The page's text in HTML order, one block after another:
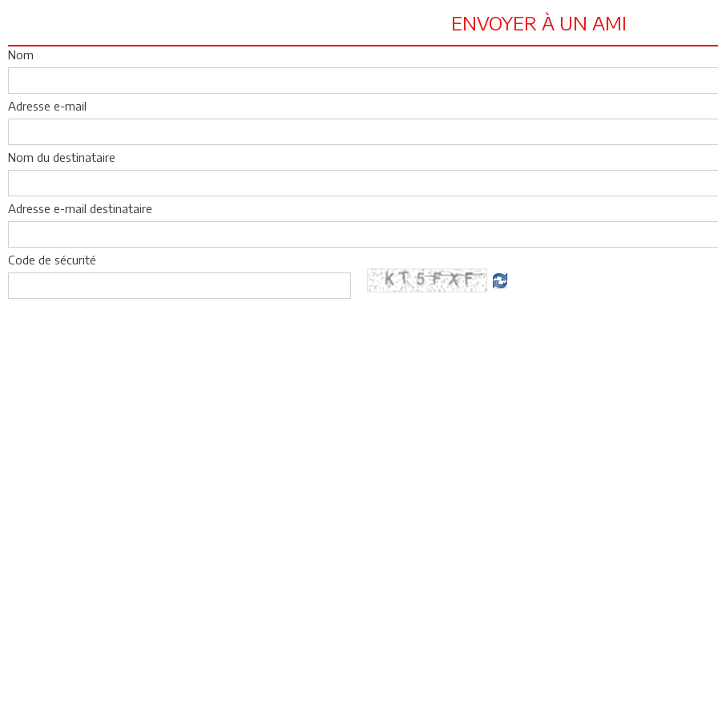
ENVOYER À UN AMI
Nom
Adresse e-mail
Nom du destinataire
Adresse e-mail destinataire
Code de sécurité